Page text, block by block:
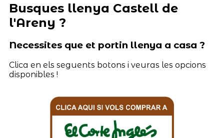
Busques llenya Castell de
l'Areny ?
Necessites que et portin llenya a casa ?
Clica en els seguents botons i veuras les opcions
disponibles !